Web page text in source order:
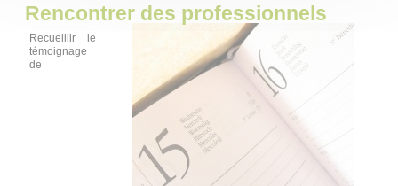
Rencontrer des professionnels
Recueillir le
témoignage
de